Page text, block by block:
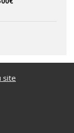
site